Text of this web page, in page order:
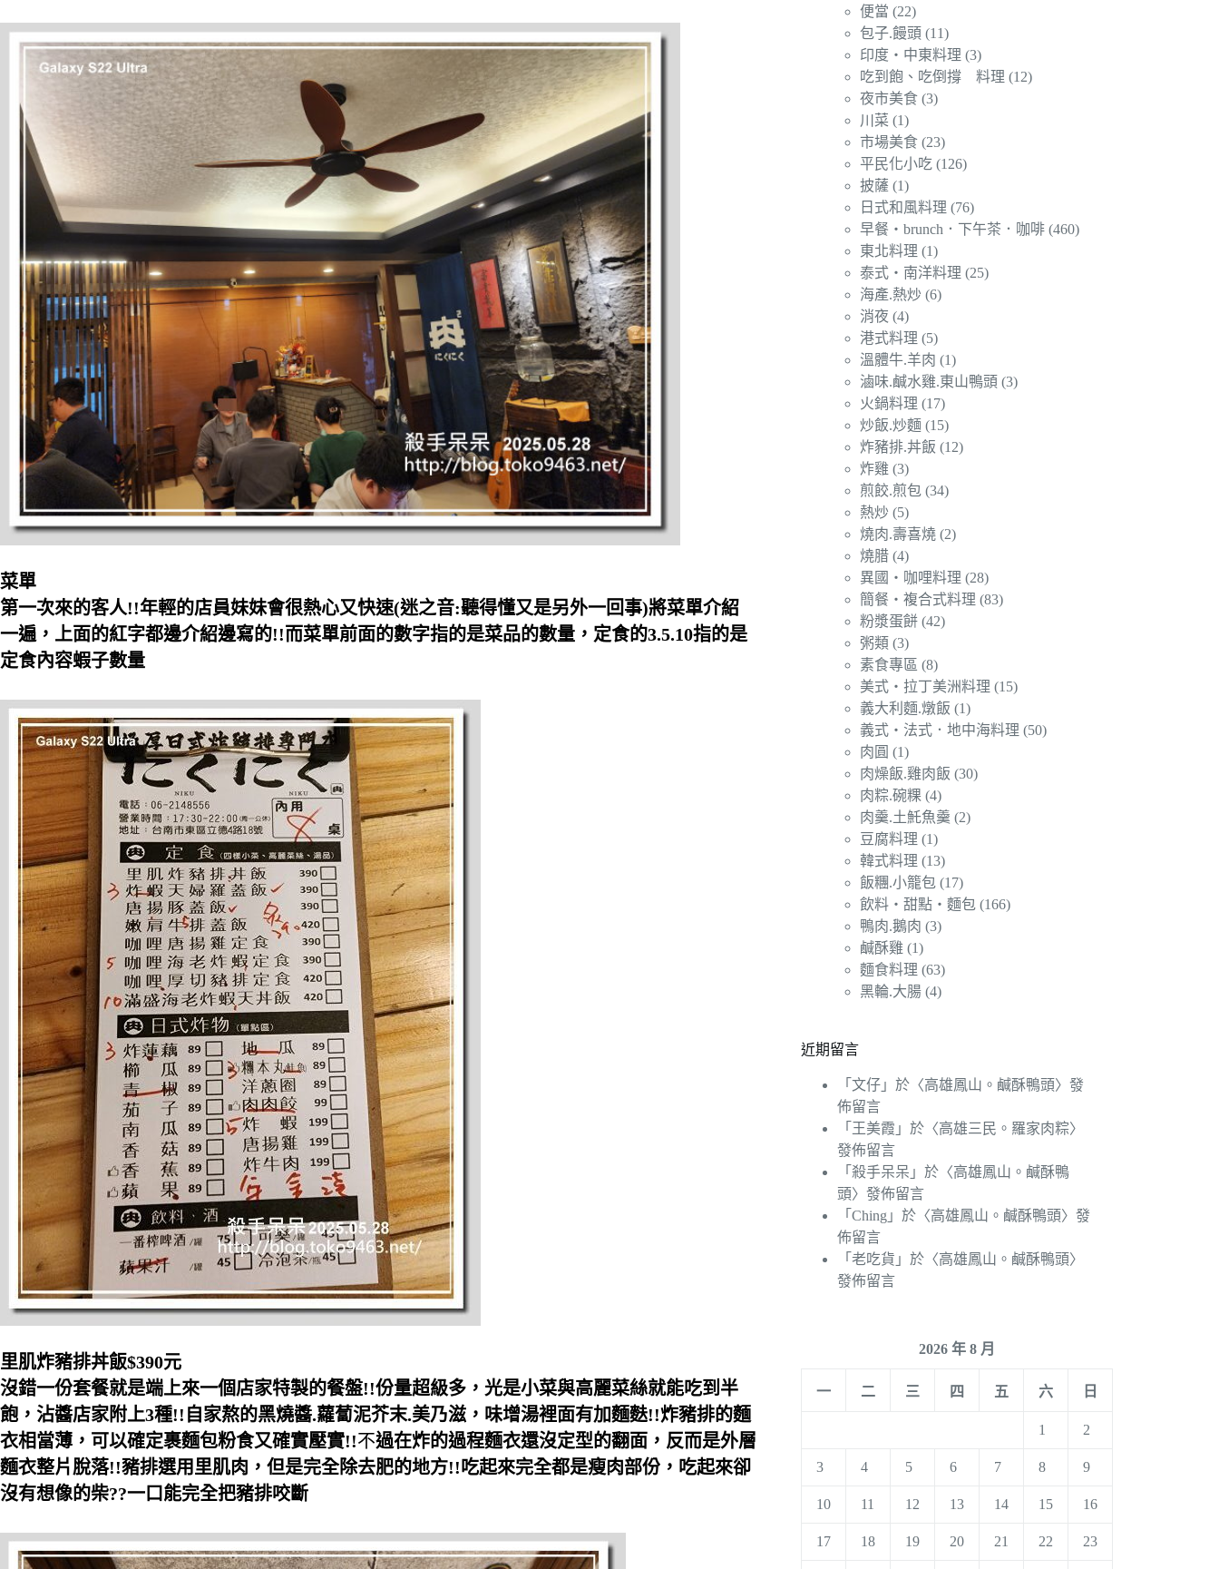
菜單
第一次來的客人!!年輕的店員妹妹會很熱心又快速(迷之音:聽得懂又是另外一回事)將菜單介紹
一遍，上面的紅字都邊介紹邊寫的!!而菜單前面的數字指的是菜品的數量，定食的3.5.10指的是
定食內容蝦子數量
里肌炸豬排丼飯$390元
沒錯一份套餐就是端上來一個店家特製的餐盤!!份量超級多，光是小菜與高麗菜絲就能吃到半
飽，沾醬店家附上3種!!自家熬的黑燒醬.蘿蔔泥芥末.美乃滋，味增湯裡面有加麵麩!!炸豬排的麵
衣相當薄，可以確定裹麵包粉食又確實壓實!!不過在炸的過程麵衣還沒定型的翻面，反而是外層
麵衣整片脫落!!豬排選用里肌肉，但是完全除去肥的地方!!吃起來完全都是瘦肉部份，吃起來卻
沒有想像的柴??一口能完全把豬排咬斷
便當 (22)
包子.饅頭 (11)
印度‧中東料理 (3)
吃到飽、吃倒撐 料理 (12)
夜市美食 (3)
川菜 (1)
市場美食 (23)
平民化小吃 (126)
披薩 (1)
日式和風料理 (76)
早餐‧brunch．下午茶．咖啡 (460)
東北料理 (1)
泰式‧南洋料理 (25)
海產.熱炒 (6)
消夜 (4)
港式料理 (5)
溫體牛.羊肉 (1)
滷味.鹹水雞.東山鴨頭 (3)
火鍋料理 (17)
炒飯.炒麵 (15)
炸豬排.丼飯 (12)
炸雞 (3)
煎餃.煎包 (34)
熱炒 (5)
燒肉.壽喜燒 (2)
燒腊 (4)
異國‧咖哩料理 (28)
簡餐‧複合式料理 (83)
粉漿蛋餅 (42)
粥類 (3)
素食專區 (8)
美式‧拉丁美洲料理 (15)
義大利麵.燉飯 (1)
義式‧法式．地中海料理 (50)
肉圓 (1)
肉燥飯.雞肉飯 (30)
肉粽.碗粿 (4)
肉羹.土魠魚羹 (2)
豆腐料理 (1)
韓式料理 (13)
飯糰.小籠包 (17)
飲料‧甜點‧麵包 (166)
鴨肉.鵝肉 (3)
鹹酥雞 (1)
麵食料理 (63)
黑輪.大腸 (4)
近期留言
「文仔 」於〈高雄鳳山。鹹酥鴨頭〉發
佈留言
「 王美霞 」於〈高雄三民。羅家肉粽〉
發佈留言
「殺手呆呆 」於〈高雄鳳山。鹹酥鴨
頭〉發佈留言
「Ching 」於〈高雄鳳山。鹹酥鴨頭〉發
佈留言
「老吃貨 」於〈高雄鳳山。鹹酥鴨頭〉
發佈留言
2026 年 8 月
一 二 三 四 五 六 日
1 2
3 4 5 6 7 8 9
10 11 12 13 14 15 16
17 18 19 20 21 22 23